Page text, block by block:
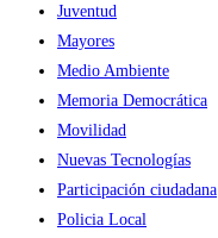
Juventud
Mayores
Medio Ambiente
Memoria Democrática
Movilidad
Nuevas Tecnologías
Participación ciudadana
Policia Local